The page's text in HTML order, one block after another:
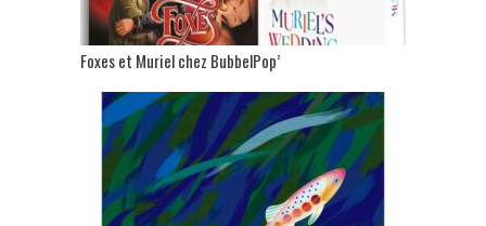
Foxes et Muriel chez BubbelPop’